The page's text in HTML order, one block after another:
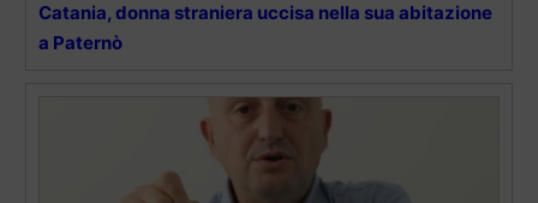
Catania, donna straniera uccisa nella sua abitazione
a Paternò